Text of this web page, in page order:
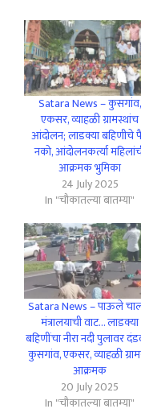
Satara News – कुसगांव,
एकसर, व्याहळी ग्रामस्थांच
आंदोलन; लाडक्या बहिणीचे
नको, आंदोलनकर्त्या
आक्रमक भुमिका
24 July 2025
In "चौकातल्या बातम्या"
Satara News – पाऊले
मंत्रालयाची वाट… लाडक्या
बहिणींचा नीरा नदी पुलावर
कुसगांव, एकसर, व्याहळी
आक्रमक
20 July 2025
In "चौकातल्या बातम्या"